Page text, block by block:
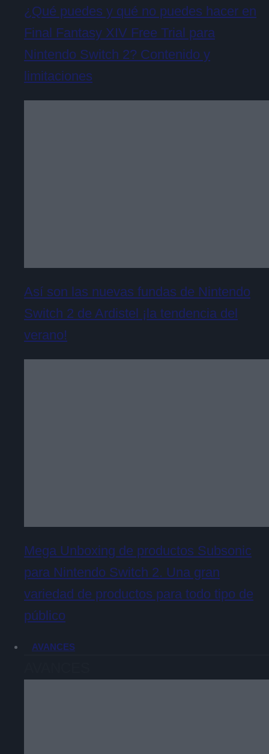
¿Qué puedes y qué no puedes hacer en
Final Fantasy XIV Free Trial para
Nintendo Switch 2? Contenido y
limitaciones
Así son las nuevas fundas de Nintendo
Switch 2 de Ardistel ¡la tendencia del
verano!
Mega Unboxing de productos Subsonic
para Nintendo Switch 2. Una gran
variedad de productos para todo tipo de
público
AVANCES